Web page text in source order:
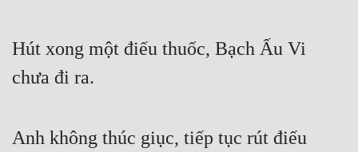
Hút xong một điếu thuốc, Bạch Ấu Vi
chưa đi ra.
Anh không thúc giục, tiếp tục rút điếu